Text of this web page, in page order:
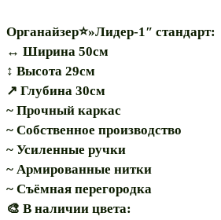
Органайзер⭐»Лидер-1″ стандарт:
↔️ Ширина 50см
↕️ Высота 29см
↗️ Глубина 30см
~ Прочный каркас
~ Собственное производство
~ Усиленные ручки
~ Армированные нитки
~ Съёмная перегородка
🎨 В наличии цвета: